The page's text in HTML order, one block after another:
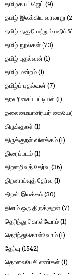
தமிழக பட்ஜெட் (9)
தமிழ் இலக்கிய வரலாறு
தமிழ் தகுதி மற்றும்
தமிழ் நூல்கள்(73)
தமிழ் புதல்வன் (1)
தமிழ் மன்றம்(1)
தமிழ்ப் புதல்வன் (7)
தரவரிசைப் பட்டியல் (1)
தலைமையாசிரியர்
திருக்குறள்(1)
திருக்குறள் விளக்கம்(1)
திரைப்படம்(1)
திறனறிவுத் தேர்வு (36)
திறனாய்வுத் தேர்வு (1)
திறன் இயக்கம்(30)
தினம் ஒரு திருக்குறள்(7)
தெரிந்து கொள்வோம்(1)
தெரிந்துகொள்வோம்(1)
தேர்வு (1542)
தொலைபேசி எண்கள்(1)